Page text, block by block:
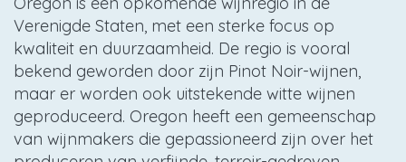
Verenigde Staten, met een sterke focus op
kwaliteit en duurzaamheid. De regio is vooral
bekend geworden door zijn Pinot Noir-wijnen,
maar er worden ook uitstekende witte wijnen
geproduceerd. Oregon heeft een gemeenschap
van wijnmakers die gepassioneerd zijn over het